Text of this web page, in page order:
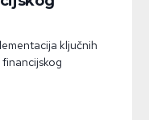
ključnih